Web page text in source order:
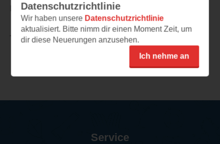
Ich finde auf jeden Fall einen Kauf wert!
TEILEN
Datenschutzrichtlinie
Wir haben unsere Datenschutzrichtlinie
aktualisiert. Bitte nimm dir einen Moment Zeit, um
dir diese Neuerungen anzusehen.
Ich nehme an
Service